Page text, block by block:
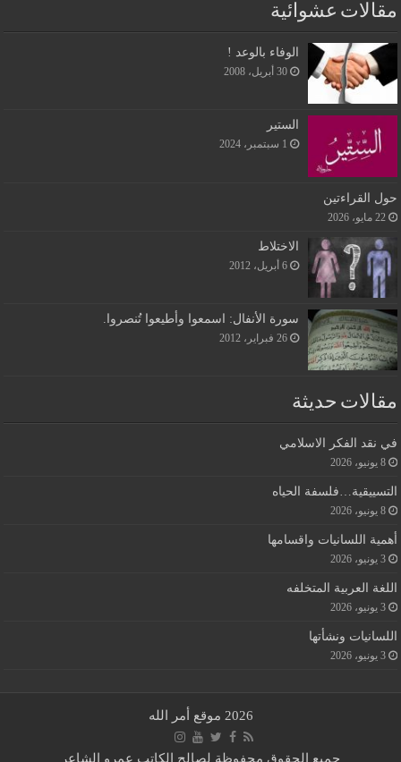
مقالات عشوائية
الوفاء بالوعد !
30 أبريل، 2008
الستير
1 سبتمبر، 2024
حول القراءتين
22 مايو، 2026
الاختلاط
6 أبريل، 2012
سورة الأنفال: اسمعوا وأطيعوا تُنصروا.
26 فبراير، 2012
مقالات حديثة
في نقد الفكر الاسلامي
8 يونيو، 2026
التسييقية…فلسفة الحياه
8 يونيو، 2026
أهمية اللسانيات واقسامها
3 يونيو، 2026
اللغة العربية المتخلفه
3 يونيو، 2026
اللسانيات ونشأتها
3 يونيو، 2026
2026 موقع أمر الله
جميع الحقوق محفوظة لصالح الكاتب عمرو الشاعر